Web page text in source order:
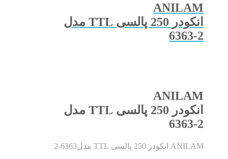
ANILAM
انکودر 250 پالسی TTL مدل
6363-2
ANILAM
انکودر 250 پالسی TTL مدل
6363-2
ANILAM انکودر 250 پالسی TTL مدل6363-2